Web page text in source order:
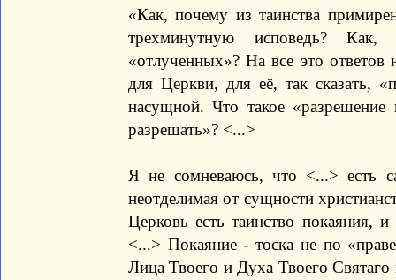
«Как, почему из таинства
трехминутную исповедь?
«отлученных»? На все это
для Церкви, для её, так сказать,
насущной. Что такое «разрешение
разрешать»? <...>
Я не сомневаюсь, что <...> есть
неотделимая от сущности
Церковь есть таинство покаяния,
<...> Покаяние - тоска не по
Лица Твоего и Духа Твоего